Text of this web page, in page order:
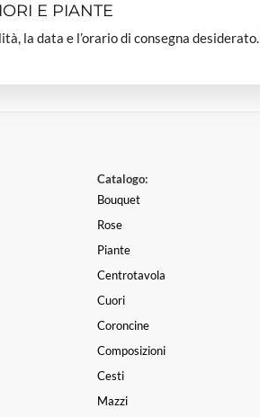
E PIANTE
la data e l’orario di consegna desiderato.
Catalogo:
Bouquet
Rose
Piante
Centrotavola
Cuori
Coroncine
Composizioni
Cesti
Mazzi